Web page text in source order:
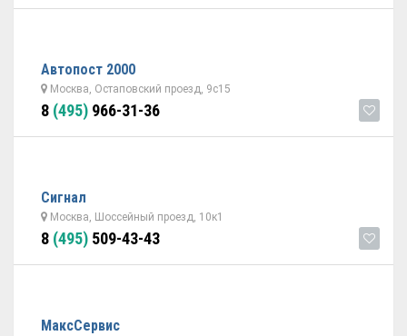
Автопост 2000
Москва, Остаповский проезд, 9с15
8 (495) 966-31-36
Сигнал
Москва, Шоссейный проезд, 10к1
8 (495) 509-43-43
МаксСервис